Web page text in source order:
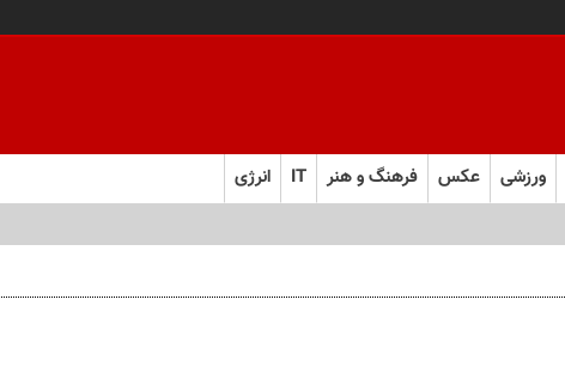
ورزشی عکس فرهنگ و هنر IT انرژی